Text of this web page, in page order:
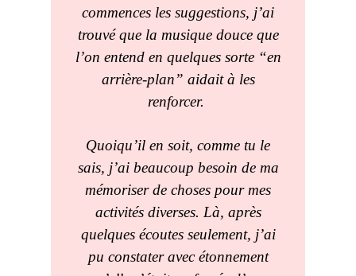
commences les suggestions, j’ai
trouvé que la musique douce que
l’on entend en quelques sorte “en
arrière-plan” aidait à les
renforcer.
Quoiqu’il en soit, comme tu le
sais, j’ai beaucoup besoin de ma
mémoriser de choses pour mes
activités diverses. Là, après
quelques écoutes seulement, j’ai
pu constater avec étonnement